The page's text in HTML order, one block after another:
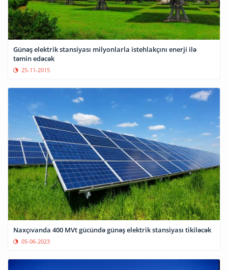
Günəş elektrik stansiyası milyonlarla istehlakçını enerji ilə
təmin edəcək
25-11-2015
Naxçıvanda 400 MVt gücündə günəş elektrik stansiyası tikiləcək
05-06-2023